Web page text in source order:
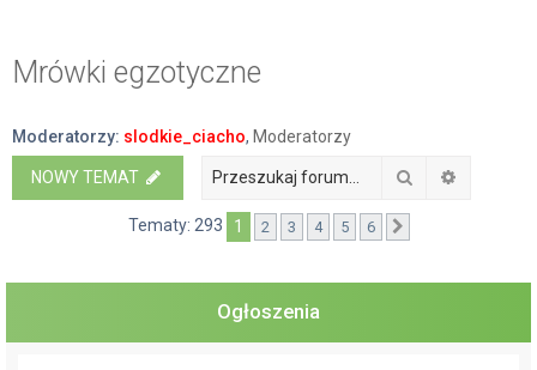
Mrówki egzotyczne
Moderatorzy: slodkie_ciacho, Moderatorzy
NOWY TEMAT Szukaj
Tematy: 293 1 2 3 4 5 6
Ogłoszenia